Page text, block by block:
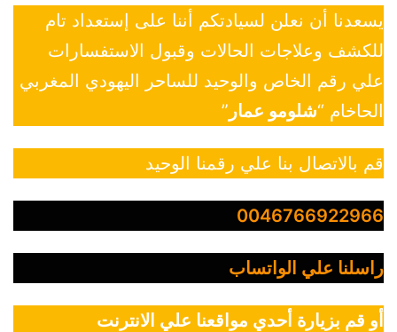
يسعدنا أن نعلن لسيادتكم أننا على إستعداد تام
للكشف وعلاجات الحالات وقبول الاستفسارات
علي رقم الخاص والوحيد للساحر اليهودي المغربي
الحاخام “شلومو عمار ”
قم بالاتصال بنا علي رقمنا الوحيد
0046766922966
راسلنا علي الواتساب
أو قم بزيارة أحدي مواقعنا علي الانترنت